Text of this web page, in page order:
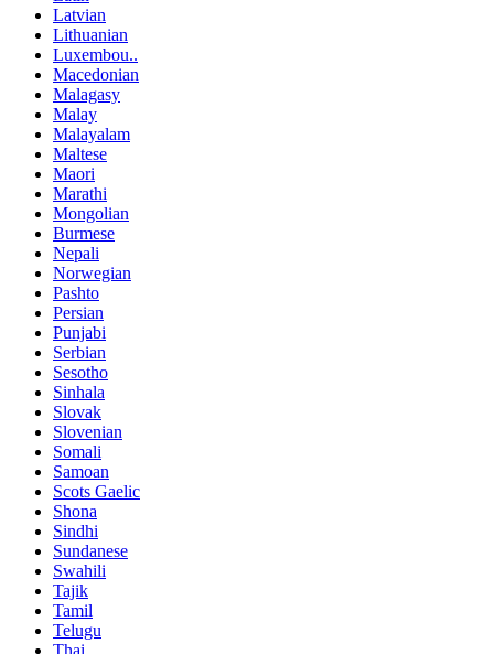
Latvian
Lithuanian
Luxembou..
Macedonian
Malagasy
Malay
Malayalam
Maltese
Maori
Marathi
Mongolian
Burmese
Nepali
Norwegian
Pashto
Persian
Punjabi
Serbian
Sesotho
Sinhala
Slovak
Slovenian
Somali
Samoan
Scots Gaelic
Shona
Sindhi
Sundanese
Swahili
Tajik
Tamil
Telugu